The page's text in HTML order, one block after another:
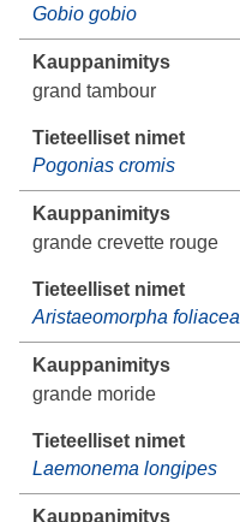
Gobio gobio
grand tambour
Pogonias cromis
grande crevette rouge
Aristaeomorpha foliacea
grande moride
Laemonema longipes